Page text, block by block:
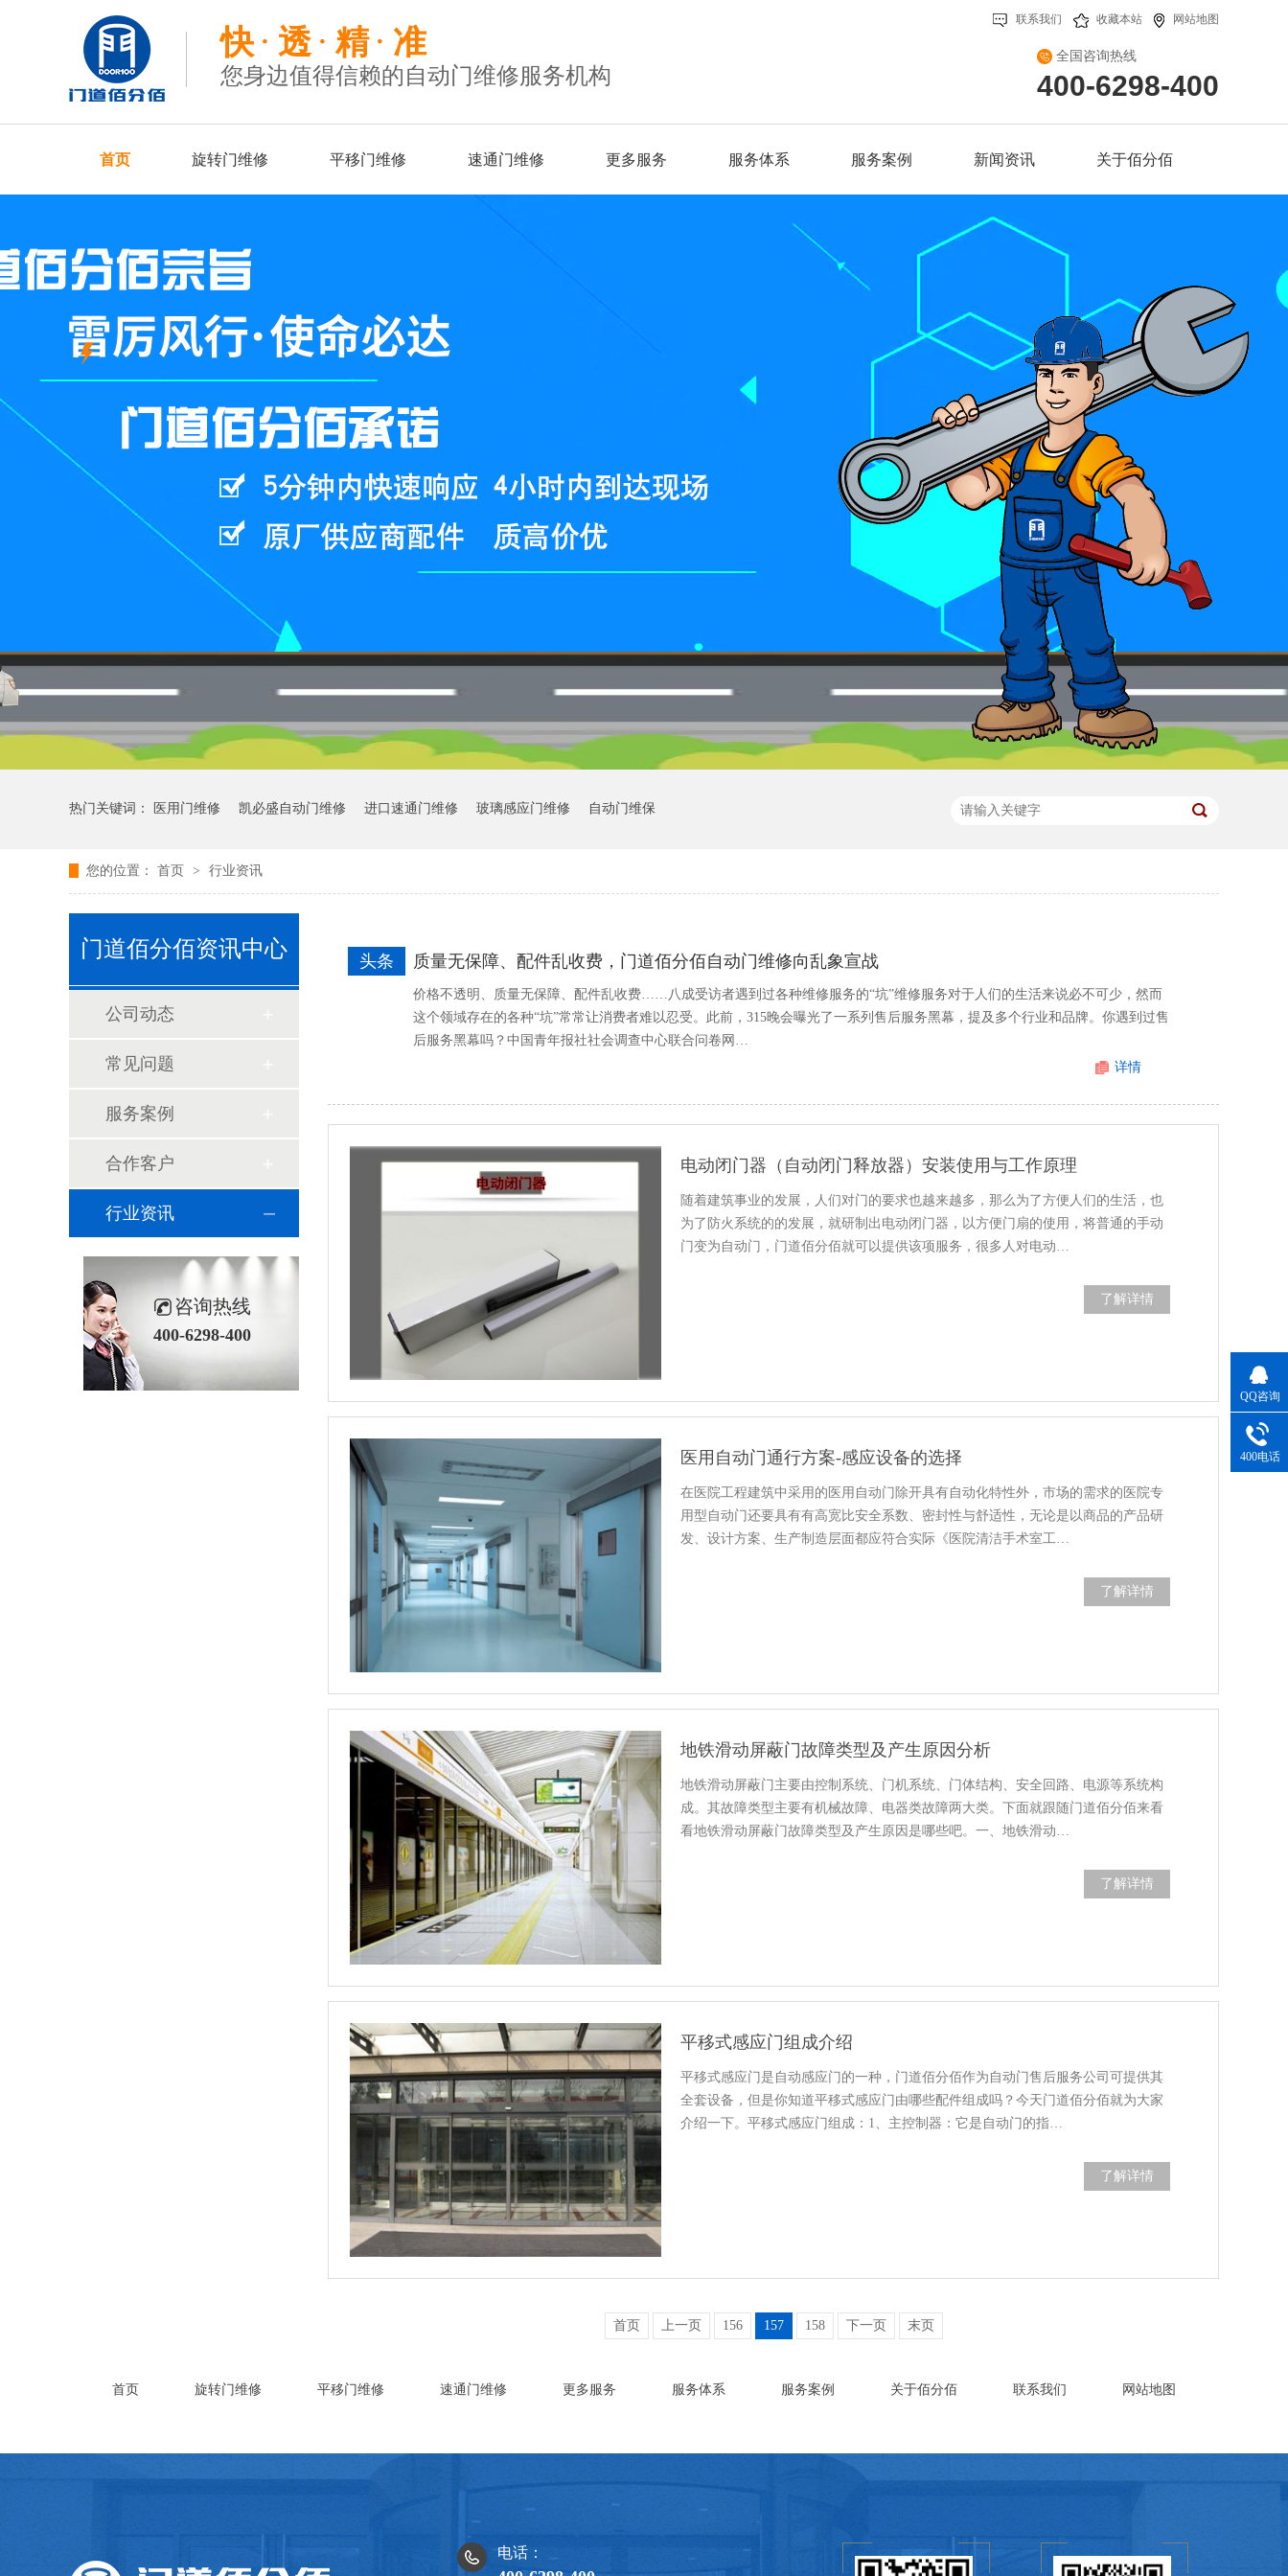
联系我们 收藏本站 网站地图
全国咨询热线
400-6298-400
快 透 精 准
您身边值得信赖的自动门维修服务机构
首页 旋转门维修 平移门维修 速通门维修 更多服务 服务体系 服务案例 新闻资讯 关于佰分佰
热门关键词： 医用门维修 凯必盛自动门维修 进口速通门维修 玻璃感应门维修 自动门维保
您的位置： 首页 > 行业资讯
门道佰分佰资讯中心
公司动态
常见问题
服务案例
合作客户
行业资讯
咨询热线
400-6298-400
质量无保障、配件乱收费，门道佰分佰自动门维修向乱象宣战
头条
价格不透明、质量无保障、配件乱收费……八成受访者遇到过各种维修服务的“坑”维修服务对于人们的生活来说必不可少，然而
这个领域存在的各种“坑”常常让消费者难以忍受。此前，315晚会曝光了一系列售后服务黑幕，提及多个行业和品牌。你遇到过售
后服务黑幕吗？中国青年报社社会调查中心联合问卷网…
详情
电动闭门器（自动闭门释放器）安装使用与工作原理
随着建筑事业的发展，人们对门的要求也越来越多，那么为了方便人们的生活，也
为了防火系统的的发展，就研制出电动闭门器，以方便门扇的使用，将普通的手动
门变为自动门，门道佰分佰就可以提供该项服务，很多人对电动…
了解详情
医用自动门通行方案-感应设备的选择
在医院工程建筑中采用的医用自动门除开具有自动化特性外，市场的需求的医院专
用型自动门还要具有有高宽比安全系数、密封性与舒适性，无论是以商品的产品研
发、设计方案、生产制造层面都应符合实际《医院清洁手术室工…
了解详情
地铁滑动屏蔽门故障类型及产生原因分析
地铁滑动屏蔽门主要由控制系统、门机系统、门体结构、安全回路、电源等系统构
成。其故障类型主要有机械故障、电器类故障两大类。下面就跟随门道佰分佰来看
看地铁滑动屏蔽门故障类型及产生原因是哪些吧。一、地铁滑动…
了解详情
平移式感应门组成介绍
平移式感应门是自动感应门的一种，门道佰分佰作为自动门售后服务公司可提供其
全套设备，但是你知道平移式感应门由哪些配件组成吗？今天门道佰分佰就为大家
介绍一下。平移式感应门组成：1、主控制器：它是自动门的指…
了解详情
首页 上一页 156 157 158 下一页 末页
首页 旋转门维修 平移门维修 速通门维修 更多服务 服务体系 服务案例 关于佰分佰 联系我们 网站地图
电话：
QQ咨询
400电话